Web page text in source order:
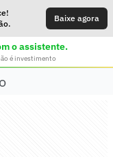
Baixe agora
o assistente.
é investimento